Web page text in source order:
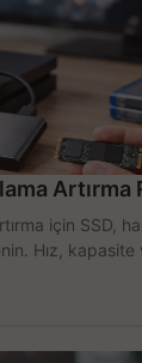
Artırma
için SSD,
Hız,